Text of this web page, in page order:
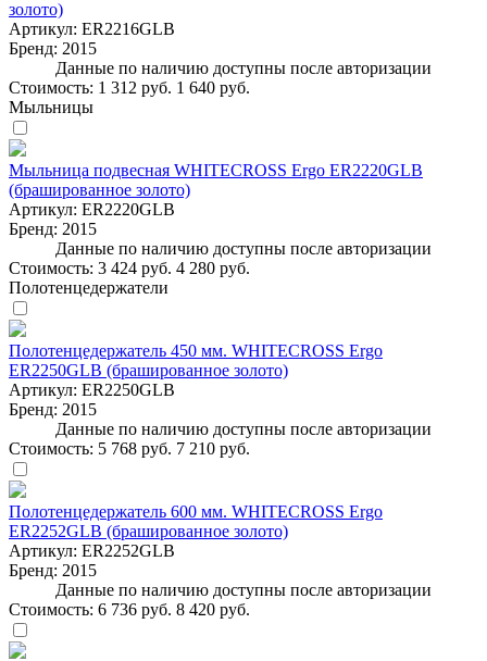
золото)
Артикул: ER2216GLB
Бренд: 2015
Данные по наличию доступны после авторизации
Стоимость: 1 312 руб. 1 640 руб.
Мыльницы
Мыльница подвесная WHITECROSS Ergo ER2220GLB
(брашированное золото)
Артикул: ER2220GLB
Бренд: 2015
Данные по наличию доступны после авторизации
Стоимость: 3 424 руб. 4 280 руб.
Полотенцедержатели
Полотенцедержатель 450 мм. WHITECROSS Ergo
ER2250GLB (брашированное золото)
Артикул: ER2250GLB
Бренд: 2015
Данные по наличию доступны после авторизации
Стоимость: 5 768 руб. 7 210 руб.
Полотенцедержатель 600 мм. WHITECROSS Ergo
ER2252GLB (брашированное золото)
Артикул: ER2252GLB
Бренд: 2015
Данные по наличию доступны после авторизации
Стоимость: 6 736 руб. 8 420 руб.